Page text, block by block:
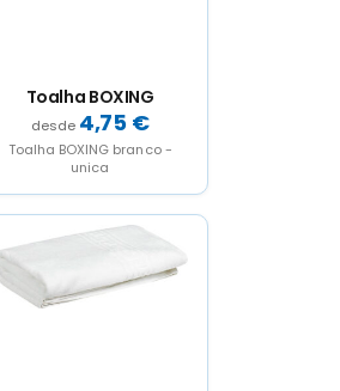
Toalha BOXING
4,75 €
Toalha BOXING branco -
unica